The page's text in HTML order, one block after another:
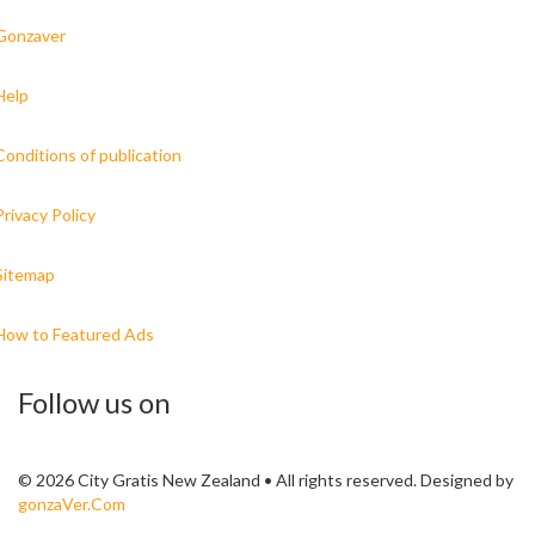
of publication
Policy
to Featured Ads
Follow us on
© 2026 City Gratis New Zealand • All rights reserved. Designed by
gonzaVer.Com